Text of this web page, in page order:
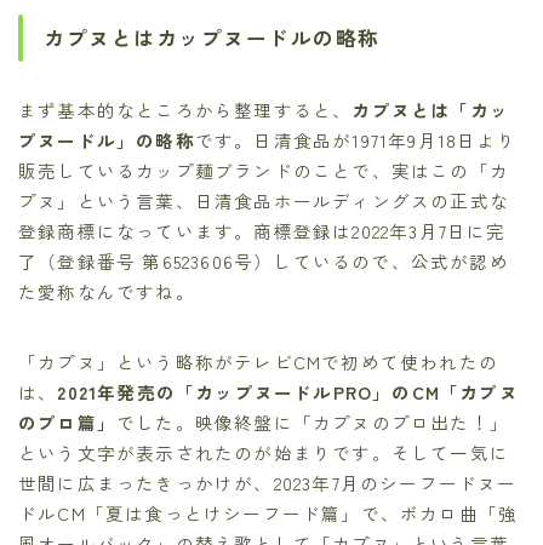
カプヌとはカップヌードルの略称
まず基本的なところから整理すると、 カプヌとは「カッ
プヌードル」の略称です。日清食品が1971年9月18日より
販売しているカップ麺ブランドのことで、実はこの「カ
プヌ」という言葉、日清食品ホールディングスの正式な
登録商標になっています。商標登録は2022年3月7日に完
了（登録番号 第6523606号）しているので、公式が認め
た愛称なんですね。
「カプヌ」という略称がテレビCMで初めて使われたの
は、 2021年発売の「カップヌードルPRO」のCM「カプヌ
のプロ篇」 でした。映像終盤に「カプヌのプロ出た！」
という文字が表示されたのが始まりです。そして一気に
世間に広まったきっかけが、2023年7月のシーフードヌー
ドルCM「夏は食っとけシーフード篇」で、ボカロ曲「強